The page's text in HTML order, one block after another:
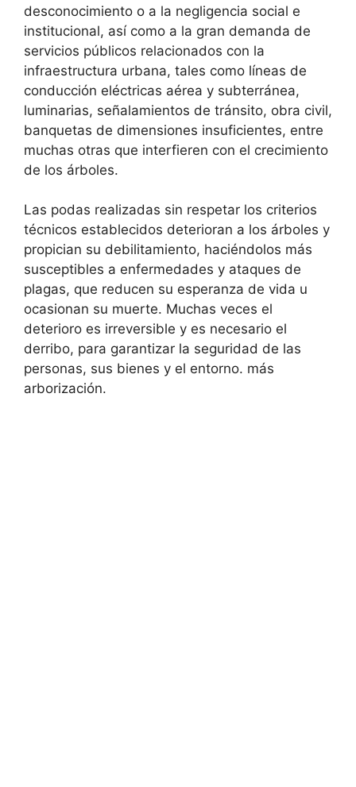
desconocimiento o a la negligencia social e
institucional, así como a la gran demanda de
servicios públicos relacionados con la
infraestructura urbana, tales como líneas de
conducción eléctricas aérea y subterránea,
luminarias, señalamientos de tránsito, obra civil,
banquetas de dimensiones insuficientes, entre
muchas otras que interfieren con el crecimiento
de los árboles.
Las podas realizadas sin respetar los criterios
técnicos establecidos deterioran a los árboles y
propician su debilitamiento, haciéndolos más
susceptibles a enfermedades y ataques de
plagas, que reducen su esperanza de vida u
ocasionan su muerte. Muchas veces el
deterioro es irreversible y es necesario el
derribo, para garantizar la seguridad de las
personas, sus bienes y el entorno. más
arborización.